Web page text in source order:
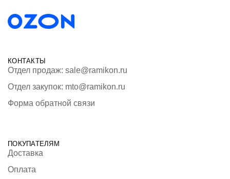
КОНТАКТЫ
Отдел продаж: sale@ramikon.ru
Отдел закупок: mto@ramikon.ru
Форма обратной связи
ПОКУПАТЕЛЯМ
Доставка
Оплата